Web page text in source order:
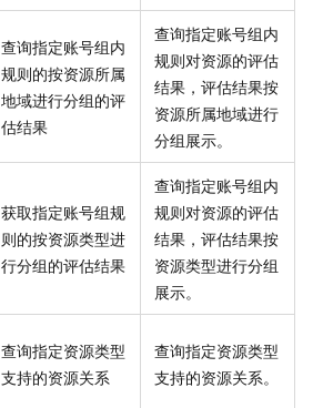
查询指定账号组内
规则的按资源所属
地域进行分组的评
估结果
查询指定账号组内
规则对资源的评估
结果，评估结果按
资源所属地域进行
分组展示。
获取指定账号组规
则的按资源类型进
行分组的评估结果
查询指定账号组内
规则对资源的评估
结果，评估结果按
资源类型进行分组
展示。
查询指定资源类型
支持的资源关系
查询指定资源类型
支持的资源关系。